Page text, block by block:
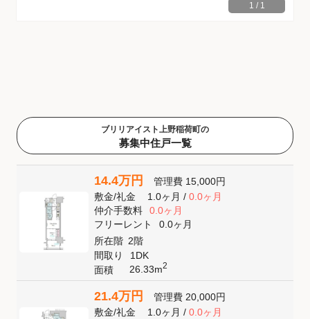
1 / 1
ブリリアイスト上野稲荷町の
募集中住戸一覧
14.4万円 管理費 15,000円
敷金/礼金 1.0ヶ月/ 0.0ヶ月
仲介手数料
0.0ヶ月
フリーレント
0.0ヶ月
所在階 2階
間取り
1DK
面積
26.33m2
21.4万円 管理費 20,000円
敷金/礼金 1.0ヶ月/ 0.0ヶ月